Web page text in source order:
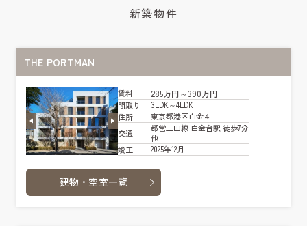
新築物件
THE PORTMAN
賃料 285万円～390万円
間取り
3LDK～4LDK
住所
東京都港区白金４
交通
都営三田線 白金台駅 徒歩7分
他
竣工
2025年12月
建物・空室一覧